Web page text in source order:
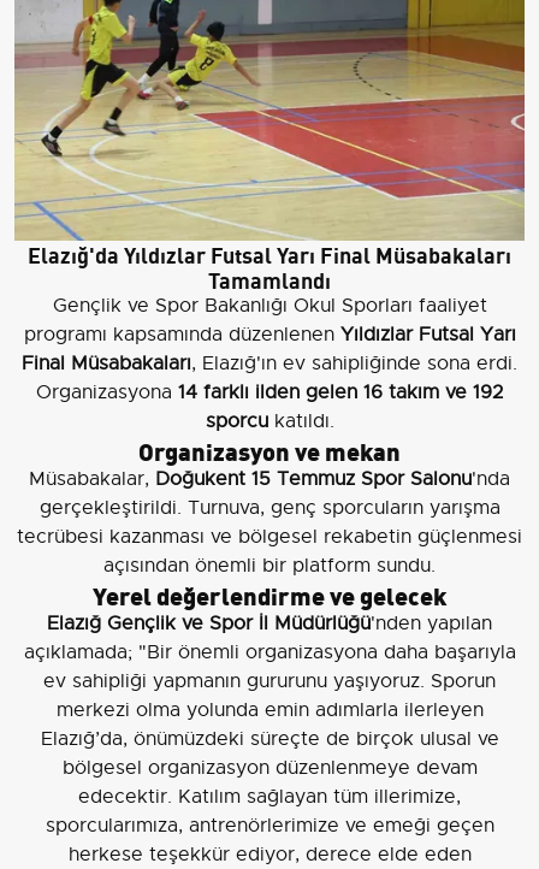
Elazığ'da Yıldızlar Futsal Yarı Final Müsabakaları
Tamamlandı
Gençlik ve Spor Bakanlığı Okul Sporları faaliyet
programı kapsamında düzenlenen Yıldızlar Futsal Yarı
Final Müsabakaları, Elazığ'ın ev sahipliğinde sona erdi.
Organizasyona 14 farklı ilden gelen 16 takım ve 192
sporcukatıldı.
Organizasyon ve mekan
Müsabakalar, Doğukent 15 Temmuz Spor Salonu'nda
gerçekleştirildi. Turnuva, genç sporcuların yarışma
tecrübesi kazanması ve bölgesel rekabetin güçlenmesi
açısından önemli bir platform sundu.
Yerel değerlendirme ve gelecek
Elazığ Gençlik ve Spor İl Müdürlüğü'nden yapılan
açıklamada; "Bir önemli organizasyona daha başarıyla
ev sahipliği yapmanın gururunu yaşıyoruz. Sporun
merkezi olma yolunda emin adımlarla ilerleyen
Elazığ’da, önümüzdeki süreçte de birçok ulusal ve
bölgesel organizasyon düzenlenmeye devam
edecektir. Katılım sağlayan tüm illerimize,
sporcularımıza, antrenörlerimize ve emeği geçen
herkese teşekkür ediyor, derece elde eden